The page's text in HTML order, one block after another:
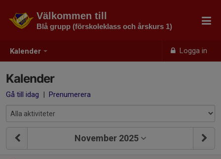
Kalender Logga in
Välkommen till
Blå grupp (förskoleklass och årskurs 1)
Kalender
Gå till idag | Prenumerera
November 2025